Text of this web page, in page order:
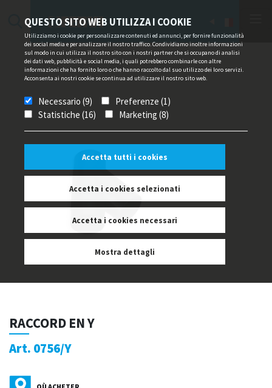
QUESTO SITO WEB UTILIZZA I COOKIE
Utilizziamo i cookie per personalizzare contenuti ed annunci, per fornire funzionalità
dei social media e per analizzare il nostro traffico. Condividiamo inoltre informazioni
sul modo in cui utilizza il nostro sito con i nostri partner che si occupano di analisi
dei dati web, pubblicità e social media, i quali potrebbero combinarle con altre
informazioni che ha fornito loro o che hanno raccolto dal suo utilizzo dei loro servizi.
Acconsenta ai nostri cookie se continua ad utilizzare il nostro sito web.
Necessario (9)
Preferenze (1)
Statistiche (16)
Marketing (8)
Accetta tutti i cookies
Accetta i cookies selezionati
Accetta i cookies necessari
Mostra dettagli
RACCORD EN Y
Art. 0756/Y